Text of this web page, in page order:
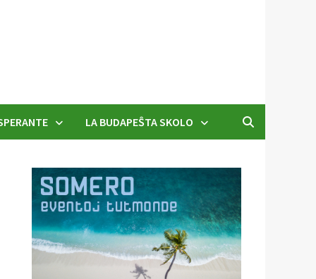
LA BUDAPEŜTA SKOLO